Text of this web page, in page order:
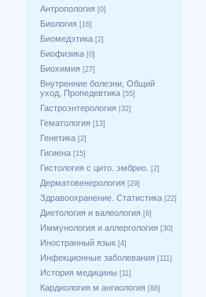
Антропология [0]
Биология [16]
Биомедэтика [2]
Биофизика [0]
Биохимия [27]
Внутренние болезни, Общий
уход, Пропедевтика [55]
Гастроэнтерология [32]
Гематология [13]
Генетика [2]
Гигиена [15]
Гистология с цито. эмбрио. [2]
Дерматовенерология [29]
Здравоохранение. Статистика [22]
Диетология и валеология [6]
Иммунология и аллергология [30]
Иностранный язык [4]
Инфекционные заболевания [111]
История медицины [11]
Кардиология м ангиология [86]